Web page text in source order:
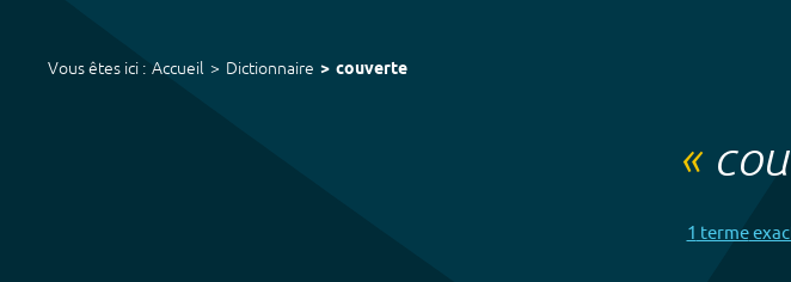
Vous êtes ici : Accueil Dictionnaire couverte
«
1 terme